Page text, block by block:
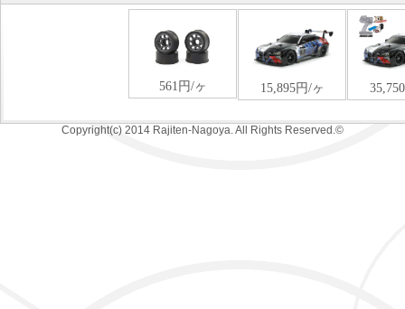
Copyright(c) 2014 Rajiten-Nagoya. All Rights Reserved.©